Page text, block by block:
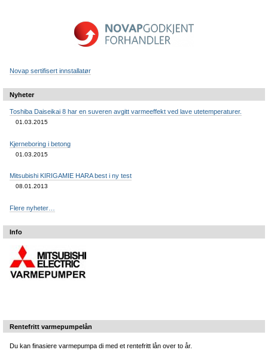
Novap sertifisert innstallatør
Nyheter
Toshiba Daiseikai 8 har en suveren avgitt varmeeffekt ved lave utetemperaturer.
01.03.2015
Kjerneboring i betong
01.03.2015
Mitsubishi KIRIGAMIE HARA best i ny test
08.01.2013
Flere nyheter…
Info
Rentefritt varmepumpelån
Du kan finasiere varmepumpa di med et rentefritt lån over to år.